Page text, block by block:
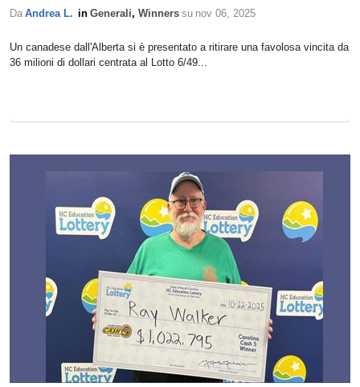
Da Andrea L. in Generali, Winners su nov 06, 2025
Un canadese dall'Alberta si è presentato a ritirare una favolosa vincita da
36 milioni di dollari centrata al Lotto 6/49...